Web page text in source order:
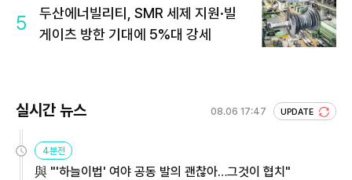
5
두산에너빌리티, SMR 세제 지원·빌
게이츠 방한 기대에 5%대 강세
실시간 뉴스 08.06 17:47 UPDATE
4분전
與 "'하늘이법' 여야 공동 발의 괜찮아…그것이 협치"